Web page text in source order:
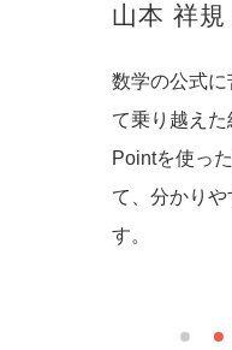
山本 祥規
数学の公式
て乗り越え
Pointを使っ
て、分かりや
す。